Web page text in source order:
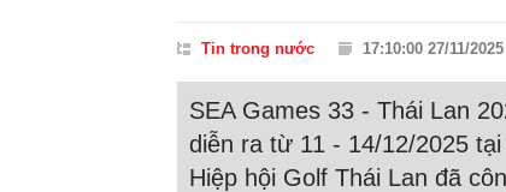
Tin trong nước 17:10:00 27/11/2025
SEA Games 33 - Thái Lan
diễn ra từ 11 - 14/12/2025
Hiệp hội Golf Thái Lan đã